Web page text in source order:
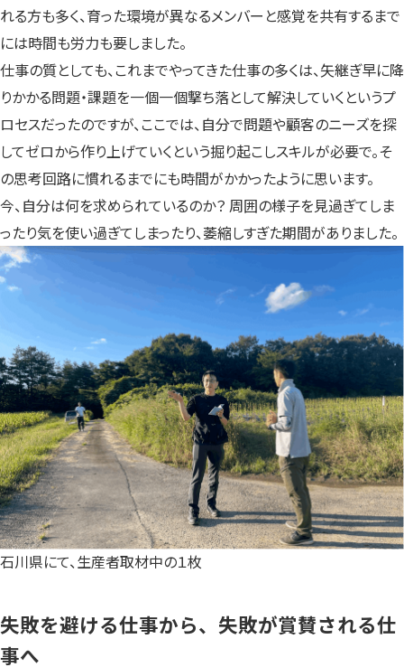
れる方も多く、育った環境が異なるメンバーと感覚を共有するまで
には時間も労力も要しました。
仕事の質としても、これまでやってきた仕事の多くは、矢継ぎ早に降
りかかる問題・課題を一個一個撃ち落として解決していくというプ
ロセスだったのですが、ここでは、自分で問題や顧客のニーズを探
してゼロから作り上げていくという掘り起こしスキルが必要で。そ
の思考回路に慣れるまでにも時間がかかったように思います。
今、自分は何を求められているのか？ 周囲の様子を見過ぎてしま
ったり気を使い過ぎてしまったり、萎縮しすぎた期間がありました。
石川県にて、生産者取材中の１枚
失敗を避ける仕事から、失敗が賞賛される仕
事へ